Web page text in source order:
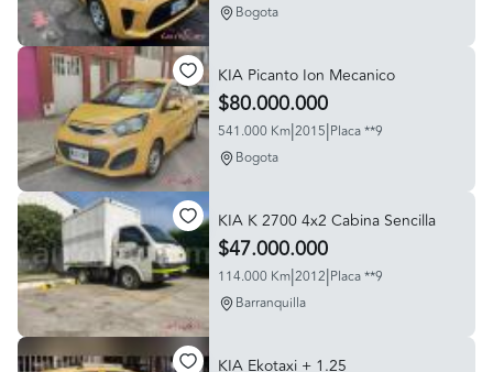
Bogota
KIA Picanto Ion Mecanico
$80.000.000
541.000 Km|2015|Placa **9
Bogota
KIA K 2700 4x2 Cabina Sencilla
$47.000.000
114.000 Km|2012|Placa **9
Barranquilla
KIA Ekotaxi + 1.25